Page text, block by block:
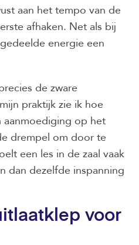
aan het tempo van de
afhaken. Net als bij
energie een
de zware
praktijk zie ik hoe
aanmoediging op het
drempel om door te
een les in de zaal vaak
dan dezelfde inspanning
voor